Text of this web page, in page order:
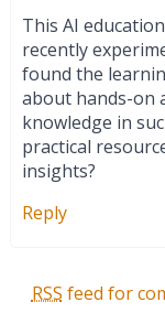
This AI
recently
found the
about hands-on
knowledge in
practical
insights?
Reply
RSS feed for